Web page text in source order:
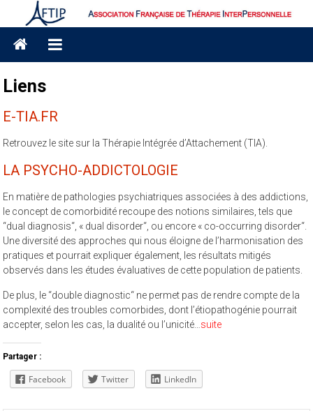
Association
Française
de
Thérapie
interpersonnelle
AFTIP
Liens
E-TIA.FR
Retrouvez le site sur la Thérapie Intégrée d’Attachement (TIA).
LA PSYCHO-ADDICTOLOGIE
En matière de pathologies psychiatriques associées à des addictions,
le concept de comorbidité recoupe des notions similaires, tels que
“dual diagnosis“, « dual disorder“, ou encore « co-occurring disorder“.
Une diversité des approches qui nous éloigne de l’harmonisation des
pratiques et pourrait expliquer également, les résultats mitigés
observés dans les études évaluatives de cette population de patients.
De plus, le “double diagnostic“ ne permet pas de rendre compte de la
complexité des troubles comorbides, dont l’étiopathogénie pourrait
accepter, selon les cas, la dualité ou l’unicité…suite
Partager :
Facebook Twitter LinkedIn